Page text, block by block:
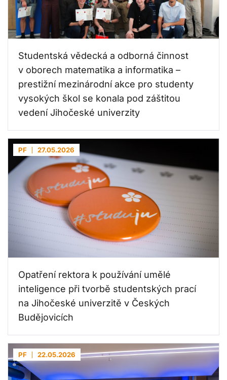
Studentská vědecká a odborná činnost
v oborech matematika a informatika –
prestižní mezinárodní akce pro studenty
vysokých škol se konala pod záštitou
vedení Jihočeské univerzity
PF 27.05.2026
Opatření rektora k používání umělé
inteligence při tvorbě studentských prací
na Jihočeské univerzitě v Českých
Budějovicích
PF 22.05.2026